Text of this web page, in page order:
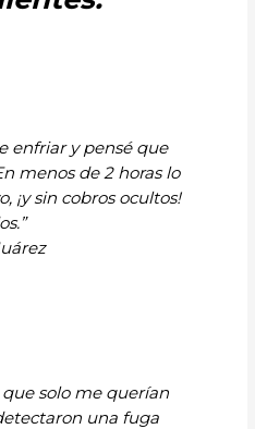
enfriar y pensé que
menos de 2 horas lo
¡y sin cobros ocultos!
que solo me querían
una fuga